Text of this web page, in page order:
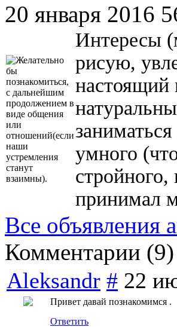
20 января 2016
Интересы
рисую,
настоящий
умного
принимал
Все объявления
Комментарии (9)
Aleksandr # 22
Привет давай познакомимся .
Ответить